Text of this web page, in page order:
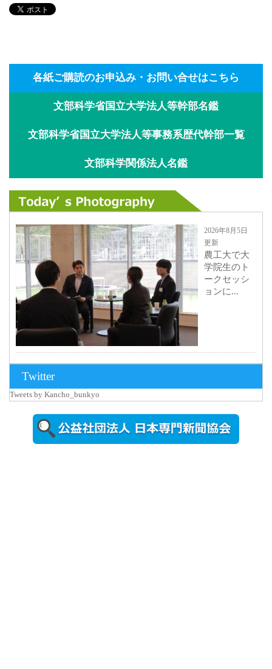
各紙ご購読のお申込み・お問い合せはこちら
文部科学省国立大学法人等幹部名鑑
文部科学省国立大学法人等事務系歴代幹部一覧
文部科学関係法人名鑑
2026年8月5日
更新
農工大で大
学院生のト
ークセッシ
ョンに...
ォトスポッ
ト （8...
Twitter
Tweets by Kancho_bunkyo